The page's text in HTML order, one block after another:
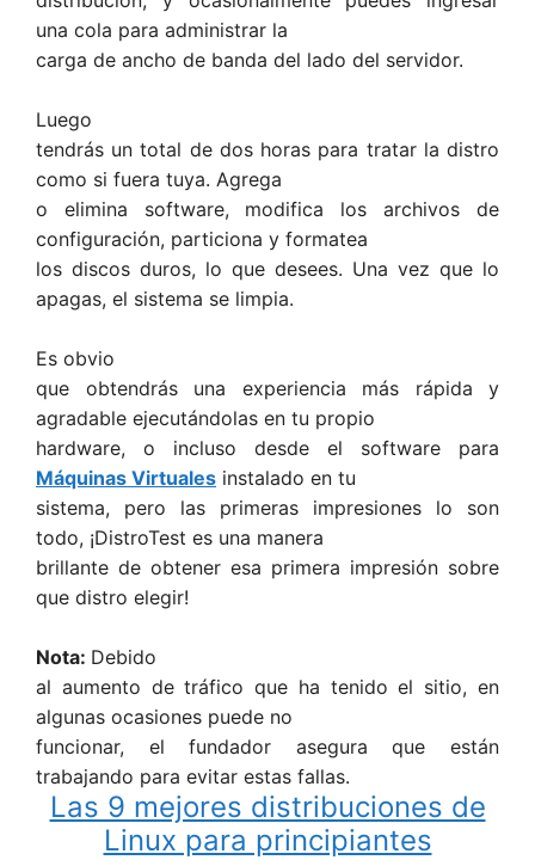
una cola para administrar la
carga de ancho de banda del lado del servidor.
Luego
tendrás un total de dos horas para tratar la distro
como si fuera tuya. Agrega
o elimina software, modifica los archivos de
configuración, particiona y formatea
los discos duros, lo que desees. Una vez que lo
apagas, el sistema se limpia.
Es obvio
que obtendrás una experiencia más rápida y
agradable ejecutándolas en tu propio
hardware, o incluso desde el software para
Máquinas Virtuales instalado en tu
sistema, pero las primeras impresiones lo son
todo, ¡DistroTest es una manera
brillante de obtener esa primera impresión sobre
que distro elegir!
Nota: Debido
al aumento de tráfico que ha tenido el sitio, en
algunas ocasiones puede no
funcionar, el fundador asegura que están
trabajando para evitar estas fallas.
Las 9 mejores distribuciones de
Linux para principiantes